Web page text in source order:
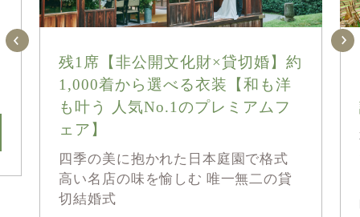
残1席【非公開文化財×貸切婚】約
1,000着から選べる衣装【和も洋
も叶う 人気No.1のプレミアムフ
ェア】
四季の美に抱かれた日本庭園で格式
高い名店の味を愉しむ 唯一無二の貸
切結婚式